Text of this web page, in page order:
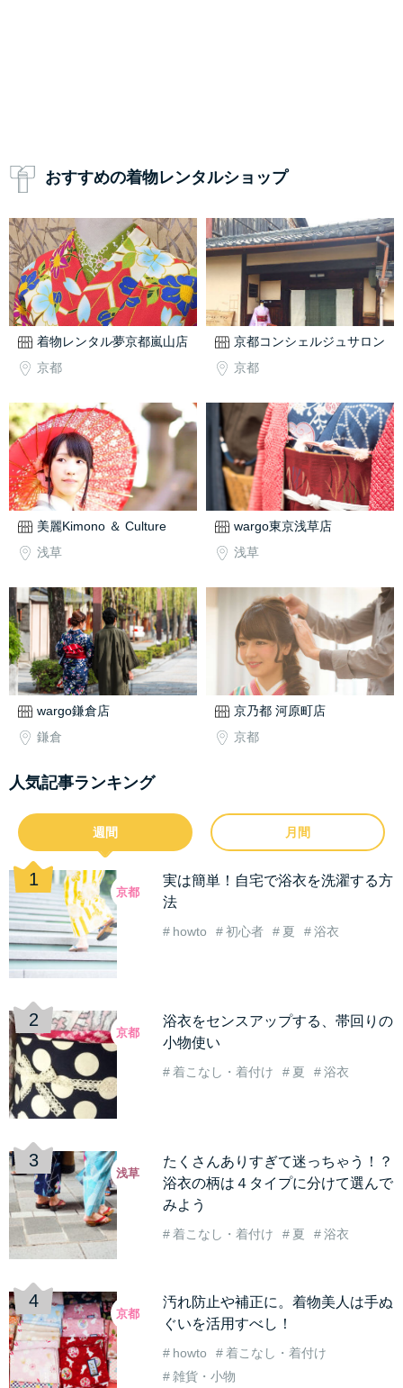
おすすめの着物レンタルショップ
着物レンタル夢京都嵐山店
京都
京都コンシェルジュサロン
京都
美麗Kimono ＆ Culture
浅草
wargo東京浅草店
浅草
wargo鎌倉店
鎌倉
京乃都 河原町店
京都
人気記事ランキング
週間 月間
実は簡単！自宅で浴衣を洗濯する方
法
howto 初心者 夏 浴衣
京都
浴衣をセンスアップする、帯回りの
小物使い
着こなし・着付け 夏 浴衣
京都
たくさんありすぎて迷っちゃう！？
浴衣の柄は４タイプに分けて選んで
みよう
着こなし・着付け 夏 浴衣
浅草
汚れ防止や補正に。着物美人は手ぬ
ぐいを活用すべし！
howto
着こなし・着付け
雑貨・小物
京都